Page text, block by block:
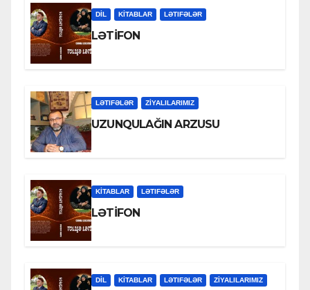
DİL KİTABLAR LƏTIFƏLƏR
LƏTİFON
LƏTIFƏLƏR ZİYALILARIMIZ
UZUNQULAĞIN ARZUSU
KİTABLAR LƏTIFƏLƏR
LƏTİFON
DİL KİTABLAR LƏTIFƏLƏR ZİYALILARIMIZ